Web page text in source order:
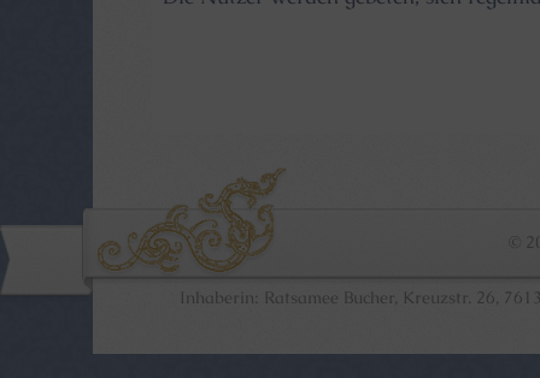
©
Inhaberin: Ratsamee Bucher, Kreuzstr. 26,